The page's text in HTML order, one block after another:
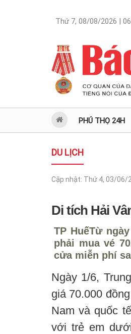
Thứ 7, 08/08/2026 |
PHÚ THỌ 24H
DU LỊCH
Cập nhật: Thứ 4, 03/06/
Di tích Hải
TP HuếTừ
phải mua vé
cửa miễn phí
Ngày 1/6,
giá 70.000
Nam và quốc
với trẻ em